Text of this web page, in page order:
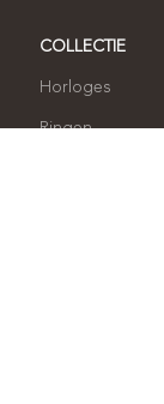
COLLECTIE
Horloges
Ringen